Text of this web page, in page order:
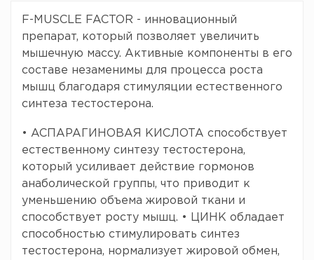
F-MUSCLE FACTOR - инновационный
препарат, который позволяет увеличить
мышечную массу. Активные компоненты в его
составе незаменимы для процесса роста
мышц благодаря стимуляции естественного
синтеза тестостерона.
• АСПАРАГИНОВАЯ КИСЛОТА способствует
естественному синтезу тестостерона,
который усиливает действие гормонов
анаболической группы, что приводит к
уменьшению объема жировой ткани и
способствует росту мышц. • ЦИНК обладает
способностью стимулировать синтез
тестостерона, нормализует жировой обмен,